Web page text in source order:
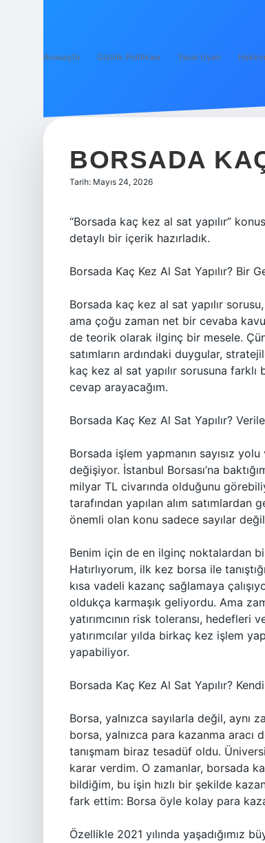
Anasayfa Gizlilik Politikası Yasal Uyarı
BORSADA
Tarih: Mayıs 24, 2026
“Borsada kaç kez al sat yapılır”
detaylı bir içerik hazırladık.
Borsada Kaç Kez Al Sat Yapılır? Bir
Borsada kaç kez al sat yapılır
ama çoğu zaman net bir cevaba
de teorik olarak ilginç bir mesele.
satımların ardındaki duygular,
kaç kez al sat yapılır sorusuna
cevap arayacağım.
Borsada Kaç Kez Al Sat Yapılır?
Borsada işlem yapmanın sayısız yolu
değişiyor. İstanbul Borsası’na
milyar TL civarında olduğunu
tarafından yapılan alım satımlardan
önemli olan konu sadece sayılar
Benim için de en ilginç noktalardan
Hatırlıyorum, ilk kez borsa ile
kısa vadeli kazanç sağlamaya
oldukça karmaşık geliyordu. Ama
yatırımcının risk toleransı,
yatırımcılar yılda birkaç kez işlem
yapabiliyor.
Borsada Kaç Kez Al Sat Yapılır?
Borsa, yalnızca sayılarla değil,
borsa, yalnızca para kazanma aracı
tanışmam biraz tesadüf oldu.
karar verdim. O zamanlar, borsada
bildiğim, bu işin hızlı bir şekilde
fark ettim: Borsa öyle kolay para
Özellikle 2021 yılında yaşadığımız